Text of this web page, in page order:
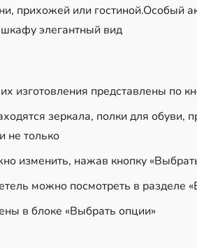
прихожей или гостиной.Особый
элегантный вид
изготовления представлены по
зеркала, полки для обуви,
не только
изменить, нажав кнопку
можно посмотреть в разделе
в блоке «Выбрать опции»